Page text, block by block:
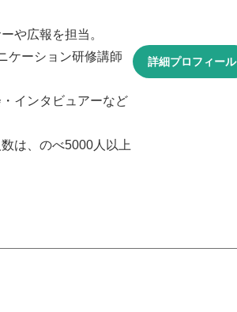
や広報を担当。
ケーション研修講師
インタビュアーなど
は、のべ5000人以上
詳細プロフィール